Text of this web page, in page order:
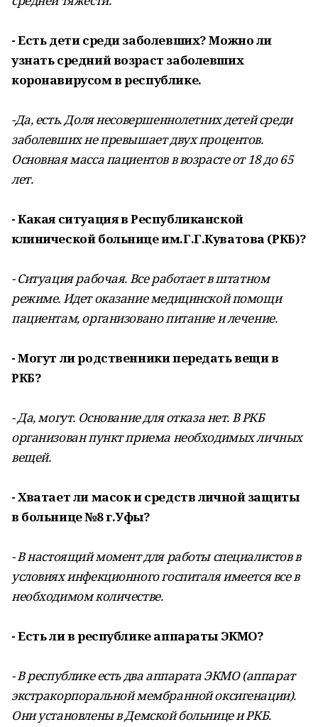
- Есть дети среди заболевших? Можно ли
узнать средний возраст заболевших
коронавирусом в республике.
-Да, есть. Доля несовершеннолетних детей среди
заболевших не превышает двух процентов.
Основная масса пациентов в возрасте от 18 до 65
лет.
- Какая ситуация в Республиканской
клинической больнице им.Г.Г.Куватова (РКБ)?
- Ситуация рабочая. Все работает в штатном
режиме. Идет оказание медицинской помощи
пациентам, организовано питание и лечение.
- Могут ли родственники передать вещи в
РКБ?
- Да, могут. Основание для отказа нет. В РКБ
организован пункт приема необходимых личных
вещей.
- Хватает ли масок и средств личной защиты
в больнице №8 г.Уфы?
- В настоящий момент для работы специалистов в
условиях инфекционного госпиталя имеется все в
необходимом количестве.
- Есть ли в республике аппараты ЭКМО?
- В республике есть два аппарата ЭКМО (аппарат
экстракорпоральной мембранной оксигенации).
Они установлены в Демской больнице и РКБ.